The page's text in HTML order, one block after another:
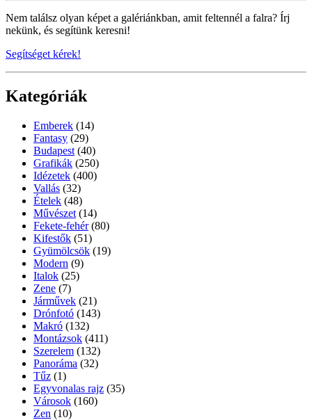
Nem találsz olyan képet a galériánkban, amit feltennél a falra? Írj
nekünk, és segítünk keresni!
Segítséget kérek!
Kategóriák
Emberek (14)
Fantasy (29)
Budapest (40)
Grafikák (250)
Idézetek (400)
Vallás (32)
Ételek (48)
Művészet (14)
Fekete-fehér (80)
Kifestők (51)
Gyümölcsök (19)
Modern (9)
Italok (25)
Zene (7)
Járművek (21)
Drónfotó (143)
Makró (132)
Montázsok (411)
Szerelem (132)
Panoráma (32)
Tűz (1)
Egyvonalas rajz (35)
Városok (160)
Zen (10)